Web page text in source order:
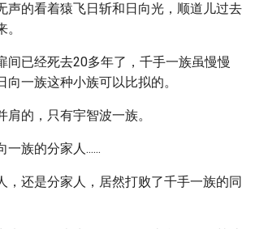
声的看着猿飞日斩和日向光，顺道儿过去
间已经死去20多年了，千手一族虽慢慢
向一族这种小族可以比拟的。
肩的，只有宇智波一族。
族的分家人......
，还是分家人，居然打败了千手一族的同